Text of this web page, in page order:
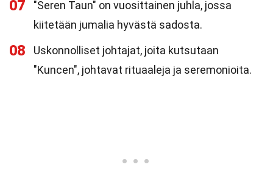
07
"Seren Taun" on vuosittainen juhla, jossa
kiitetään jumalia hyvästä sadosta.
08
Uskonnolliset johtajat, joita kutsutaan
"Kuncen", johtavat rituaaleja ja seremonioita.